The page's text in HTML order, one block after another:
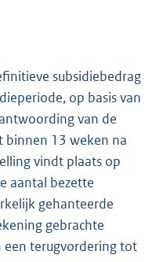
subsidiebedrag
op basis van
van de
binnen 13 weken na
vindt plaats op
aantal bezette
gehanteerde
gebrachte
een terugvordering tot